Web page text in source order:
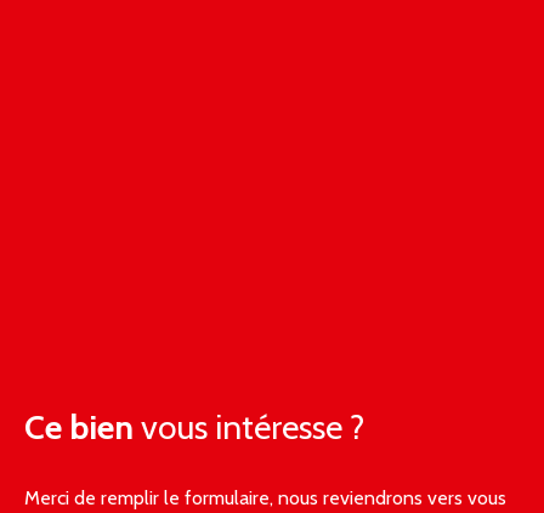
Ce bien vous intéresse ?
Merci de remplir le formulaire, nous reviendrons vers vous